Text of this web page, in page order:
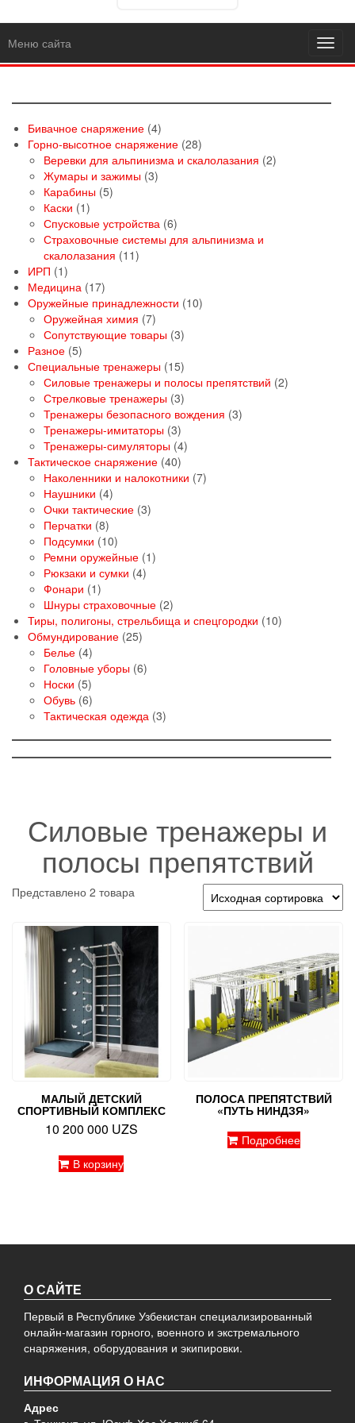
Меню сайта
Бивачное снаряжение 44
товара
Горно-высотное снаряжение 2828
товаров
Веревки для альпинизма и скалолазания 22
Жумары и зажимы 33
Карабины 55
Каски 11
товар
Спусковые устройства 66
товаров
Страховочные системы для альпинизма и
скалолазания 1111
ИРП 11
товар
Медицина 1717
товаров
Оружейные принадлежности 1010
Оружейная химия 77
товаров
Сопутствующие товары 33
Разное 55
товаров
Специальные тренажеры 1515
товаров
Силовые тренажеры и полосы препятствий 22
Стрелковые тренажеры 33
товара
Тренажеры безопасного вождения 33
Тренажеры-имитаторы 33
товара
Тренажеры-симуляторы 44
Тактическое снаряжение 4040
товаров
Наколенники и налокотники 77
Наушники 44
товара
Очки тактические 33
Перчатки 88
товаров
Подсумки 1010
товаров
Ремни оружейные 11
Рюкзаки и сумки 44
Фонари 11
товар
Шнуры страховочные 22
товара
Тиры, полигоны, стрельбища и спецгородки 1010
Обмундирование 2525
Белье 44
товара
Головные уборы 66
Носки 55
товаров
Обувь 66
товаров
Тактическая одежда 33
Силовые тренажеры и
полосы препятствий
Представлено 2 товара
МАЛЫЙ ДЕТСКИЙ
СПОРТИВНЫЙ КОМПЛЕКС
10 200 000 UZS
В корзину
ПОЛОСА ПРЕПЯТСТВИЙ
«ПУТЬ НИНДЗЯ»
Подробнее
О САЙТЕ
Первый в Республике Узбекистан специализированный
онлайн-магазин горного, военного и экстремального
снаряжения, оборудования и экипировки.
ИНФОРМАЦИЯ О НАС
Адрес